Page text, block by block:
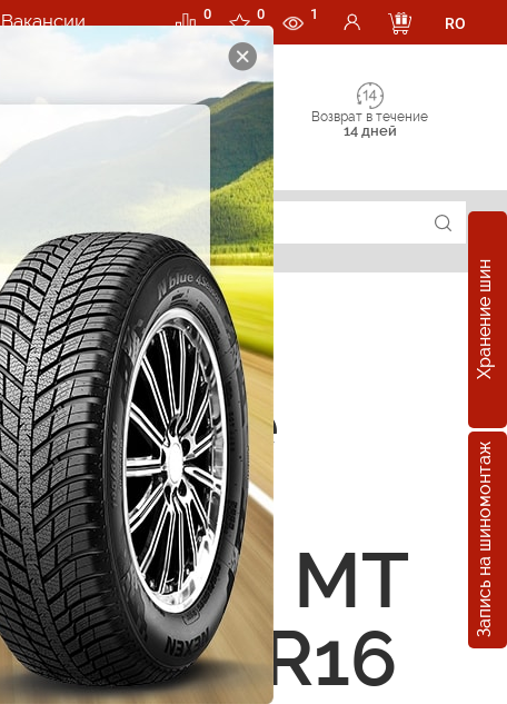
Вакансии 0 0 1
RO
Возврат в течение
14 дней
Хранение шин
Запись на шиномонтаж
MT
70 R16